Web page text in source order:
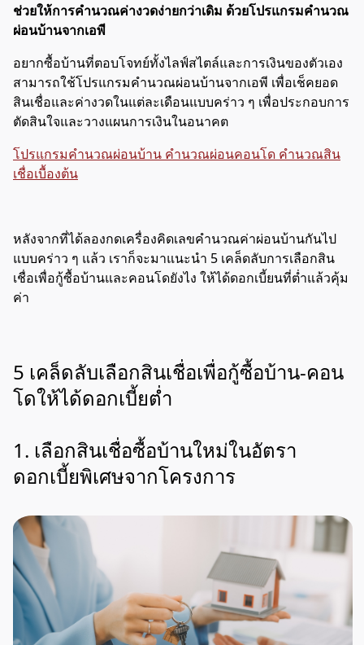
ช่วยให้การคำนวณค่างวดง่ายกว่าเดิม ด้วยโปรแกรมคำนวณ
ผ่อนบ้านจากเอพี
อยากซื้อบ้านที่ตอบโจทย์ทั้งไลฟ์สไตล์และการเงินของตัวเอง
สามารถใช้โปรแกรมคำนวณผ่อนบ้านจากเอพี เพื่อเช็คยอด
สินเชื่อและค่างวดในแต่ละเดือนแบบคร่าว ๆ เพื่อประกอบการ
ตัดสินใจและวางแผนการเงินในอนาคต
โปรแกรมคำนวณผ่อนบ้าน คำนวณผ่อนคอนโด คำนวณสิน
เชื่อเบื้องต้น
หลังจากที่ได้ลองกดเครื่องคิดเลขคำนวณค่าผ่อนบ้านกันไป
แบบคร่าว ๆ แล้ว เราก็จะมาแนะนำ 5 เคล็ดลับการเลือกสิน
เชื่อเพื่อกู้ซื้อบ้านและคอนโดยังไง ให้ได้ดอกเบี้ยนที่ต่ำแล้วคุ้ม
ค่า
5 เคล็ดลับเลือกสินเชื่อเพื่อกู้ซื้อบ้าน-คอน
โดให้ได้ดอกเบี้ยต่ำ
1. เลือกสินเชื่อซื้อบ้านใหม่ในอัตรา
ดอกเบี้ยพิเศษจากโครงการ